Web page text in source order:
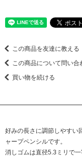
この商品を友達に教える
この商品について問い合
買い物を続ける
好みの長さに調節しやすい
ャープペンシルです。
消しゴムは直径5.3ミリで一